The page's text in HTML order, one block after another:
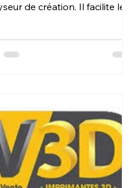
de création. Il facilite le
de développement. Ce
les cycles d'innovation,
ainsi les idées les plus
en réalités tangibles.